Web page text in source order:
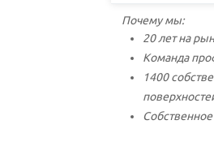
Почему мы:
20 лет на
Команда
1400